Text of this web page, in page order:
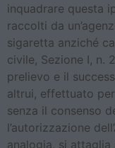
inquadrare questa
raccolti da
sigaretta anziché
civile, Sezione I, n.
prelievo e il
altrui, effettuato
senza il consenso
l’autorizzazione
analogia, si